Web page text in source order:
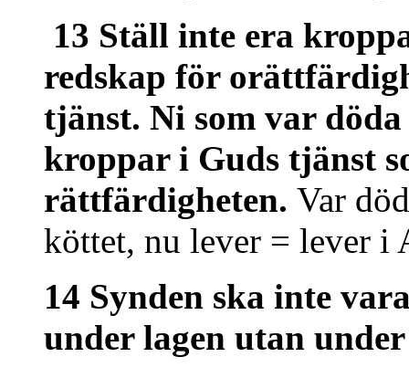
13 Ställ inte era
redskap för
tjänst. Ni som var
kroppar i Guds tjänst
rättfärdigheten. Var
köttet, nu lever = lever i
14 Synden ska inte
under lagen utan